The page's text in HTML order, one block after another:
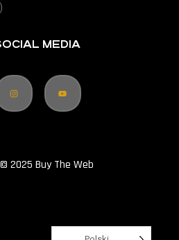
MEDIA
2025 Buy The Web